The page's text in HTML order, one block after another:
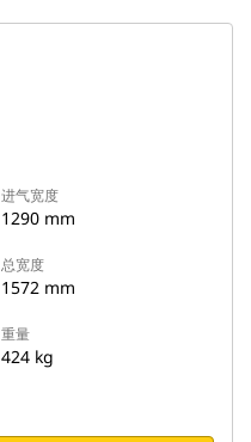
进气宽度
1290 mm
总宽度
1572 mm
重量
424 kg